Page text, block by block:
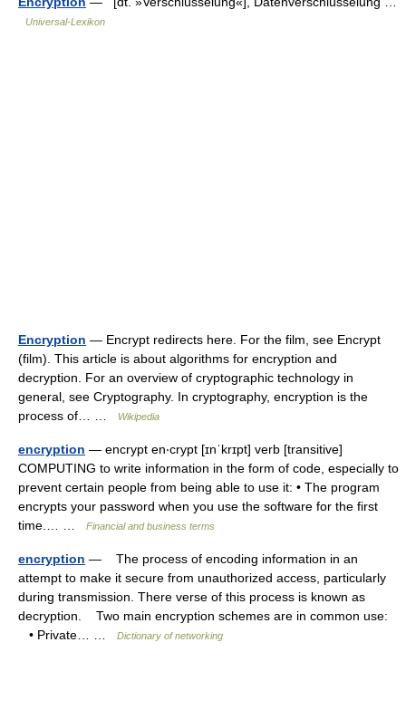
Universal-Lexikon
Encryption — Encrypt redirects here. For the film, see Encrypt
(film). This article is about algorithms for encryption and
decryption. For an overview of cryptographic technology in
general, see Cryptography. In cryptography, encryption is the
process of… …
Wikipedia
encryption — encrypt en‧crypt [ɪnˈkrɪpt] verb [transitive]
COMPUTING to write information in the form of code, especially to
prevent certain people from being able to use it: • The program
encrypts your password when you use the software for the first
time.… …
Financial and business terms
encryption — The process of encoding information in an
attempt to make it secure from unauthorized access, particularly
during transmission. There verse of this process is known as
decryption. Two main encryption schemes are in common use:
• Private… …
Dictionary of networking